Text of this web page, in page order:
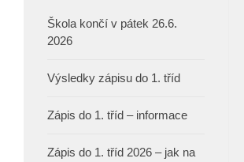
Škola končí v pátek 26.6.
2026
Výsledky zápisu do 1. tříd
Zápis do 1. tříd – informace
Zápis do 1. tříd 2026 – jak na